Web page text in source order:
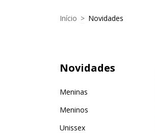
Início > Novidades
Novidades
Meninas
Meninos
Unissex